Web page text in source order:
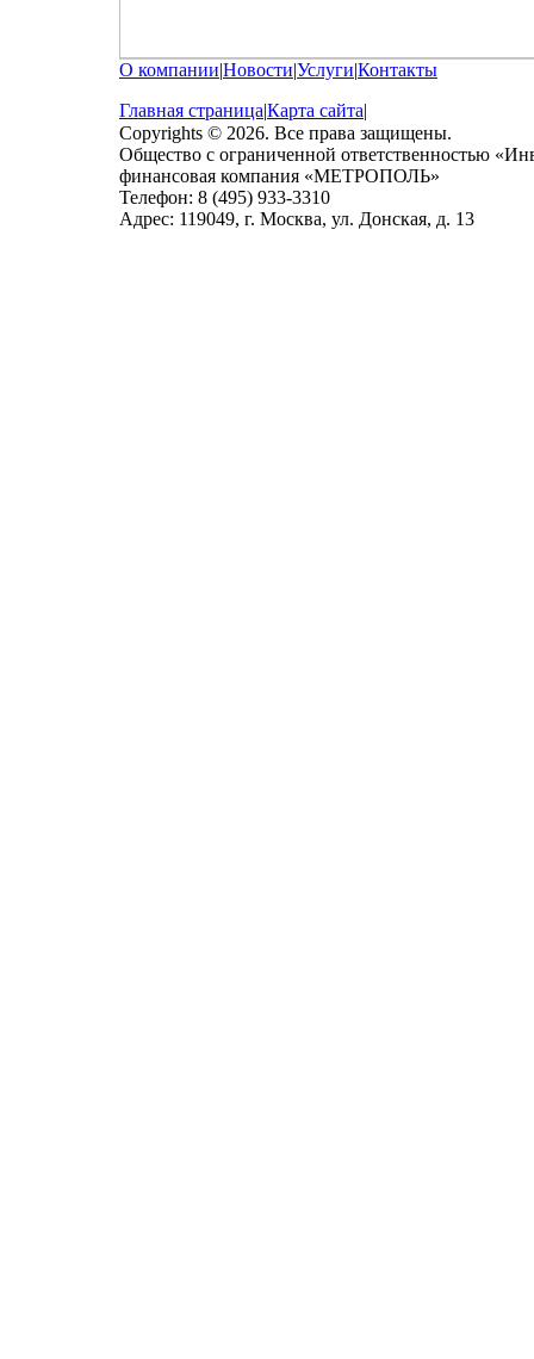
О компании|Новости|Услуги|Контакты
Главная страница|Карта сайта|
Copyrights © 2026. Все права защищены.
Общество с ограниченной ответственностью
финансовая компания «МЕТРОПОЛЬ»
Телефон: 8 (495) 933-3310
Адрес: 119049, г. Москва, ул. Донская, д. 13